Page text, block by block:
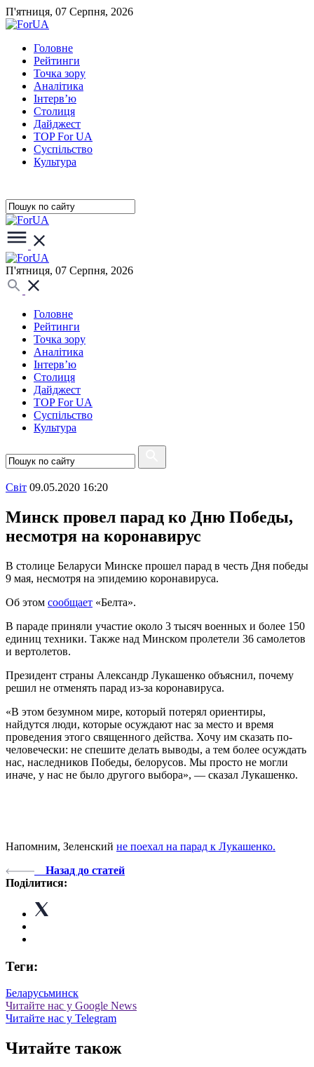
П'ятниця, 07 Серпня, 2026
Головне
Рейтинги
Точка зору
Аналітика
Інтерв’ю
Столиця
Дайджест
TOP For UA
Суспiльство
Культура
П'ятниця, 07 Серпня, 2026
Головне
Рейтинги
Точка зору
Аналітика
Інтерв’ю
Столиця
Дайджест
TOP For UA
Суспiльство
Культура
Свiт 09.05.2020 16:20
Минск провел парад ко Дню Победы,
несмотря на коронавирус
В столице Беларуси Минске прошел парад в честь Дня победы
9 мая, несмотря на эпидемию коронавируса.
Об этом сообщает «Белта».
В параде приняли участие около 3 тысяч военных и более 150
единиц техники. Также над Минском пролетели 36 самолетов
и вертолетов.
Президент страны Александр Лукашенко объяснил, почему
решил не отменять парад из-за коронавируса.
«В этом безумном мире, который потерял ориентиры,
найдутся люди, которые осуждают нас за место и время
проведения этого священного действа. Хочу им сказать по-
человечески: не спешите делать выводы, а тем более осуждать
нас, наследников Победы, белорусов. Мы просто не могли
иначе, у нас не было другого выбора», — сказал Лукашенко.
Напомним, Зеленский не поехал на парад к Лукашенко.
Назад до статей
Поділитися:
Теги:
Беларусьминск
Читайте нас у Google News
Читайте нас у Telegram
Читайте також